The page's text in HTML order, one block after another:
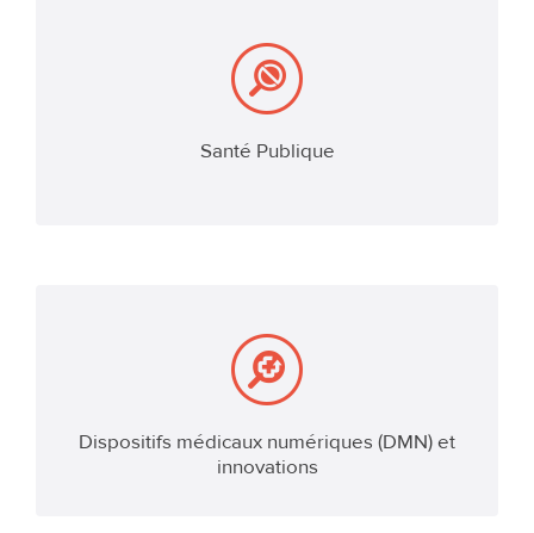
Santé Publique
EN SAVOIR PLUS
Dispositifs médicaux numériques (DMN) et
innovations
EN SAVOIR PLUS